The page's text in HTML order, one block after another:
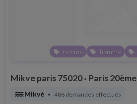
local_offer femme local_offer homme local_offer
Mikve paris 75020 • Paris 20ème
waterMikvé • 486 demandes effectués